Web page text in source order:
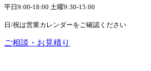
平日9:00-18:00 土曜9:30-15:00
日/祝は営業カレンダーをご確認ください
ご相談・お見積り